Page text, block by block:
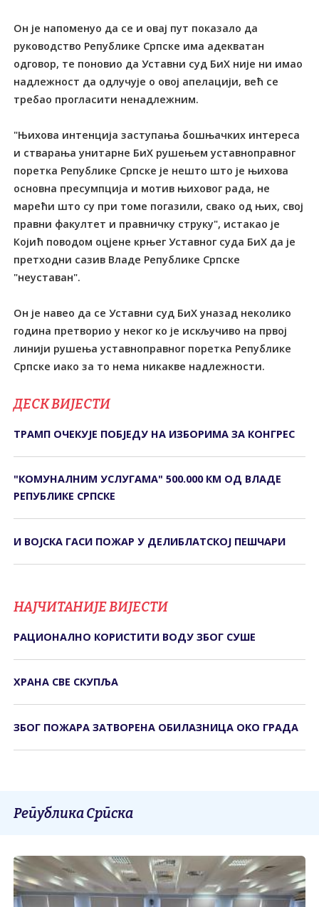
Он је напоменуо да се и овај пут показало да
руководство Републике Српске има адекватан
одговор, те поновио да Уставни суд БиХ није ни имао
надлежност да одлучује о овој апелацији, већ се
требао прогласити ненадлежним.
"Њихова интенција заступања бошњачких интереса
и стварања унитарне БиХ рушењем уставноправног
поретка Републике Српске је нешто што је њихова
основна пресумпција и мотив њиховог рада, не
марећи што су при томе погазили, свако од њих, свој
правни факултет и правничку струку", истакао је
Којић поводом оцјене крњег Уставног суда БиХ да је
претходни сазив Владе Републике Српске
"неуставан".
Он је навео да се Уставни суд БиХ уназад неколико
година претворио у неког ко је искључиво на првој
линији рушења уставноправног поретка Републике
Српске иако за то нема никакве надлежности.
ДЕСК ВИЈЕСТИ
ТРАМП ОЧЕКУЈЕ ПОБЈЕДУ НА ИЗБОРИМА ЗА КОНГРЕС
"КОМУНАЛНИМ УСЛУГАМА" 500.000 КМ ОД ВЛАДЕ
РЕПУБЛИКЕ СРПСКЕ
И ВОЈСКА ГАСИ ПОЖАР У ДЕЛИБЛАТСКОЈ ПЕШЧАРИ
НАЈЧИТАНИЈЕ ВИЈЕСТИ
РАЦИОНАЛНО КОРИСТИТИ ВОДУ ЗБОГ СУШЕ
ХРАНА СВЕ СКУПЉА
ЗБОГ ПОЖАРА ЗАТВОРЕНА ОБИЛАЗНИЦА ОКО ГРАДА
Република Српска